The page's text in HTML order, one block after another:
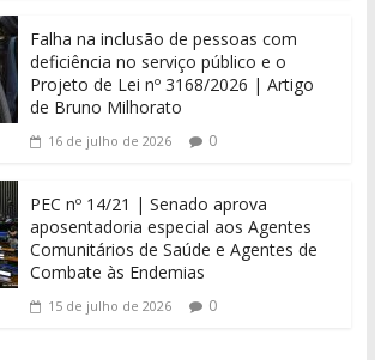
Falha na inclusão de pessoas com
deficiência no serviço público e o
Projeto de Lei nº 3168/2026 | Artigo
de Bruno Milhorato
16 de julho de 2026 0
PEC nº 14/21 | Senado aprova
aposentadoria especial aos Agentes
Comunitários de Saúde e Agentes de
Combate às Endemias
15 de julho de 2026 0